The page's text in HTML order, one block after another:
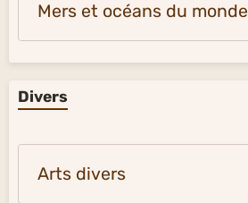
Mers et océans du monde
Divers
Arts divers